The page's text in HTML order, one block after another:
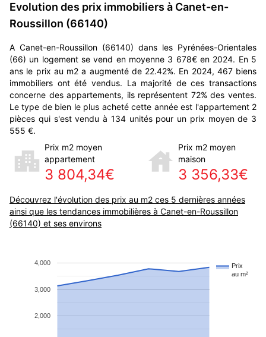
Evolution des prix immobiliers à Canet-en-
Roussillon (66140)
A Canet-en-Roussillon (66140) dans les Pyrénées-Orientales
(66) un logement se vend en moyenne 3 678€ en 2024. En 5
ans le prix au m2 a augmenté de 22.42%. En 2024, 467 biens
immobiliers ont été vendus. La majorité de ces transactions
concerne des appartements, ils représentent 72% des ventes.
Le type de bien le plus acheté cette année est l'appartement 2
pièces qui s'est vendu à 134 unités pour un prix moyen de 3
555 €.
Prix m2 moyen
appartement
3 804,34€
Prix m2 moyen
maison
3 356,33€
Découvrez l'évolution des prix au m2 ces 5 dernières années
ainsi que les tendances immobilières à Canet-en-Roussillon
(66140) et ses environs
Prix
au m²
2,000
3,000
4,000